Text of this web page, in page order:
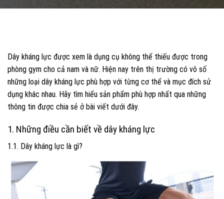
Dây kháng lực được xem là dụng cụ không thể thiếu được trong
phòng gym cho cả nam và nữ. Hiện nay trên thị trường có vô số
những loại dây kháng lực phù hợp với từng cơ thể và mục đích sử
dụng khác nhau. Hãy tìm hiểu sản phẩm phù hợp nhất qua những
thông tin được chia sẻ ở bài viết dưới đây.
1. Những điều cần biết về dây kháng lực
1.1. Dây kháng lực là gì?